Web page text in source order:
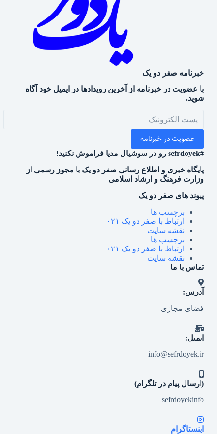
خبرنامه صفر دو یک
با عضویت در خبرنامه از آخرین رویدادها در ایمیل خود آگاه
شوید.
عضویت در خبرنامه
#sefrdoyek رو در سوشیال مدیا فراموش نکنید!
پایگاه خبری و اطلاع رسانی صفر دو یک با مجوز رسمی از
وزارت فرهنگ و ارشاد اسلامی
پیوند های صفر دو یک
برچسب ها
ارتباط با صفر دو یک ۰۲۱
نقشه سایت
برچسب ها
ارتباط با صفر دو یک ۰۲۱
نقشه سایت
تماس با ما
آدرس:
فضای مجازی
ایمیل:
info@sefrdoyek.ir
(ارسال پیام در تلگرام)
sefrdoyekinfo
اینستاگرام